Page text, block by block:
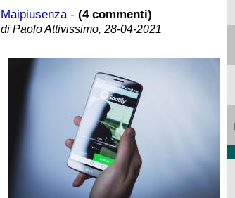
Maipiusenza- (4 commenti)
di Paolo Attivissimo, 28-04-2021